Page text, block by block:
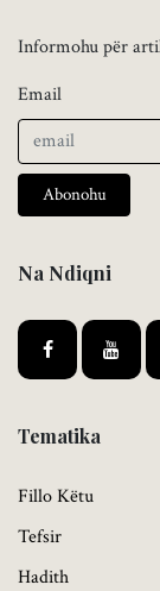
Informohu për
Email
Abonohu
Na Ndiqni
Tematika
Fillo Këtu
Tefsir
Hadith